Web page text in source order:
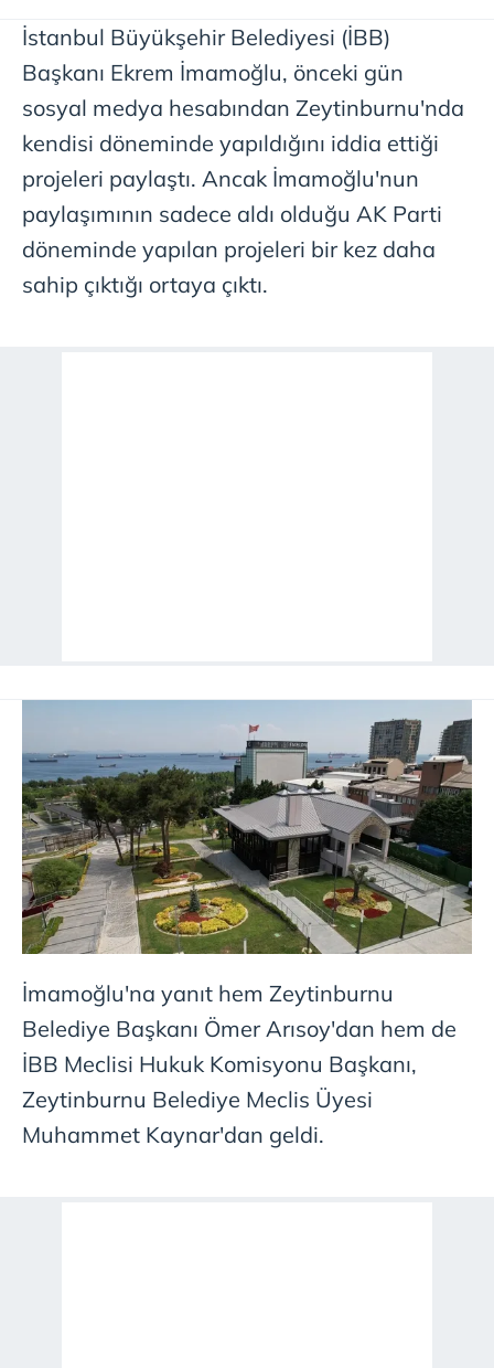
İstanbul Büyükşehir Belediyesi (İBB)
Başkanı Ekrem İmamoğlu, önceki gün
sosyal medya hesabından Zeytinburnu'nda
kendisi döneminde yapıldığını iddia ettiği
projeleri paylaştı. Ancak İmamoğlu'nun
paylaşımının sadece aldı olduğu AK Parti
döneminde yapılan projeleri bir kez daha
sahip çıktığı ortaya çıktı.
İmamoğlu'na yanıt hem Zeytinburnu
Belediye Başkanı Ömer Arısoy'dan hem de
İBB Meclisi Hukuk Komisyonu Başkanı,
Zeytinburnu Belediye Meclis Üyesi
Muhammet Kaynar'dan geldi.